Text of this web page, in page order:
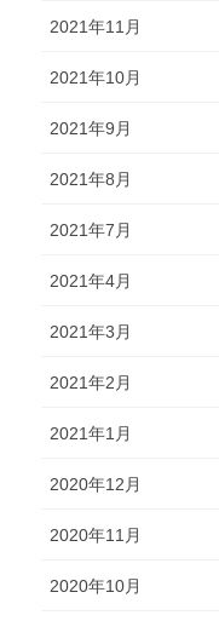
2021年11月
2021年10月
2021年9月
2021年8月
2021年7月
2021年4月
2021年3月
2021年2月
2021年1月
2020年12月
2020年11月
2020年10月